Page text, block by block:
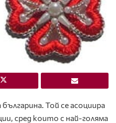
Той се асоциира
сред които с най-голяма